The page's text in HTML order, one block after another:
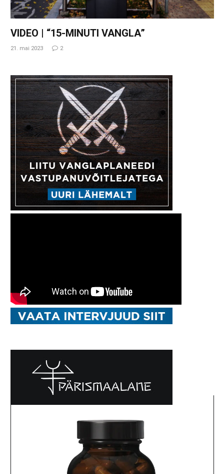
VIDEO | “15-MINUTI VANGLA”
21. mai 2023 2